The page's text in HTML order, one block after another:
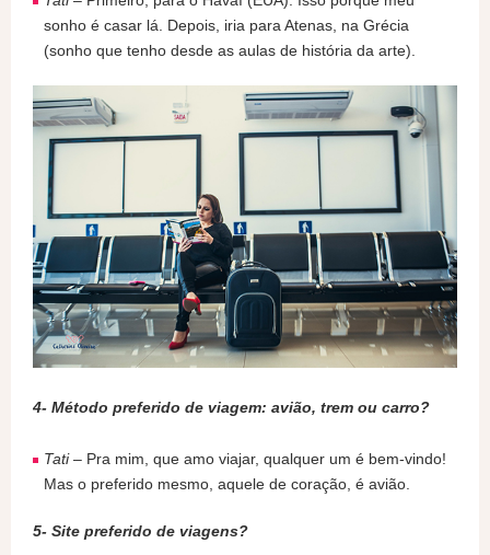
sonho é casar lá. Depois, iria para Atenas, na Grécia
(sonho que tenho desde as aulas de história da arte).
4- Método preferido de viagem: avião, trem ou carro?
Tati– Pra mim, que amo viajar, qualquer um é bem-vindo!
Mas o preferido mesmo, aquele de coração, é avião.
5- Site preferido de viagens?